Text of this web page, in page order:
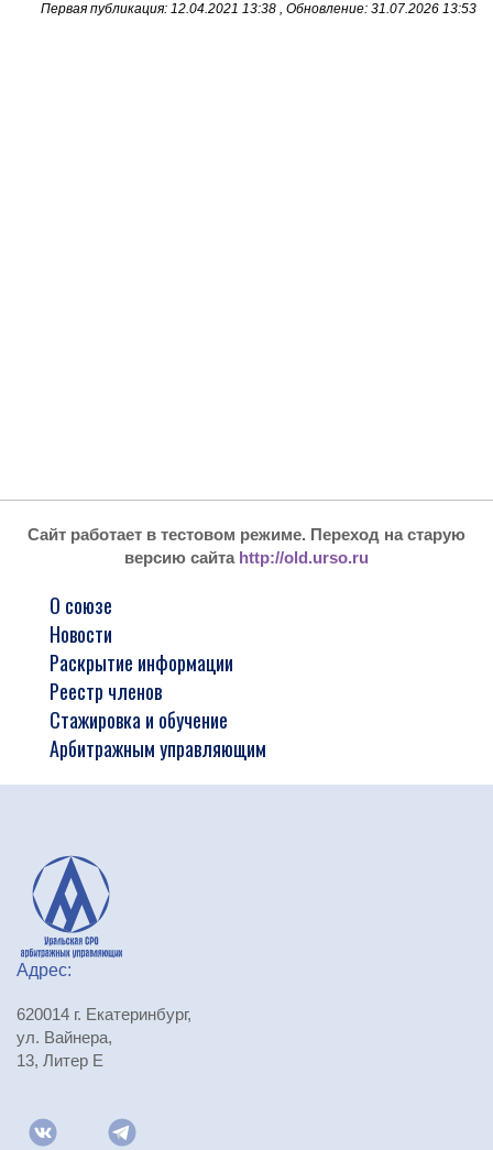
Первая публикация: 12.04.2021 13:38 , Обновление: 31.07.2026 13:53
Сайт работает в тестовом режиме. Переход на старую
версию сайта http://old.urso.ru
О союзе
Новости
Раскрытие информации
Реестр членов
Стажировка и обучение
Арбитражным управляющим
Адрес:
620014 г. Екатеринбург,
ул. Вайнера,
13, Литер Е